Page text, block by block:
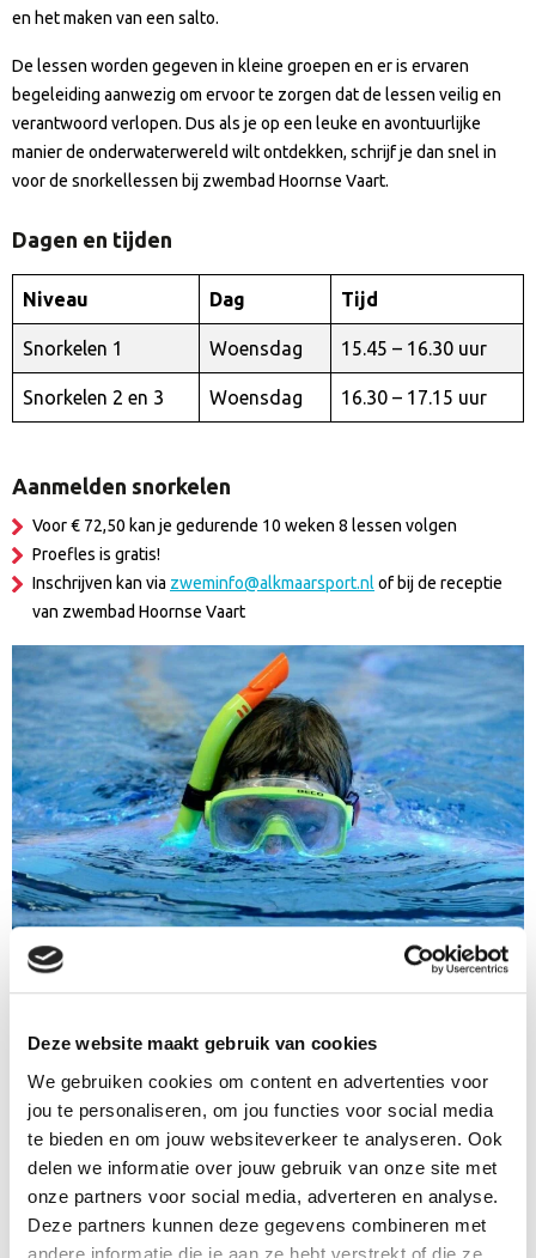
Deze website maakt gebruik van cookies
We gebruiken cookies om content en advertenties voor
jou te personaliseren, om jou functies voor social media
te bieden en om jouw websiteverkeer te analyseren. Ook
delen we informatie over jouw gebruik van onze site met
onze partners voor social media, adverteren en analyse.
Deze partners kunnen deze gegevens combineren met
andere informatie die je aan ze hebt verstrekt of die ze
en het maken van een salto.
De lessen worden gegeven in kleine groepen en er is ervaren
begeleiding aanwezig om ervoor te zorgen dat de lessen veilig en
verantwoord verlopen. Dus als je op een leuke en avontuurlijke
manier de onderwaterwereld wilt ontdekken, schrijf je dan snel in
voor de snorkellessen bij zwembad Hoornse Vaart.
Dagen en tijden
Niveau Dag Tijd
Snorkelen 1 Woensdag 15.45 – 16.30 uur
Snorkelen 2 en 3 Woensdag 16.30 – 17.15 uur
Aanmelden snorkelen
Voor € 72,50 kan je gedurende 10 weken 8 lessen volgen
Proefles is gratis!
Inschrijven kan via zweminfo@alkmaarsport.nl of bij de receptie
van zwembad Hoornse Vaart